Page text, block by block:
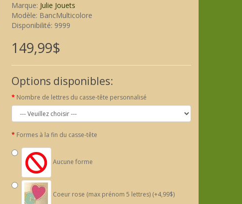
Marque: Julie Jouets
Modèle: BancMulticolore
Disponibilité: 9999
149,99$
Options disponibles:
Nombre de lettres du casse-tête personnalisé
Formes à la fin du casse-tête
Aucune forme
Coeur rose (max prénom 5 lettres) (+4,99$)